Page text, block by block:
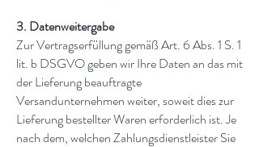
3. Datenweitergabe
Zur Vertragserfüllung gemäß Art. 6 Abs. 1 S. 1
lit. b DSGVO geben wir Ihre Daten an das mit
der Lieferung beauftragte
Versandunternehmen weiter, soweit dies zur
Lieferung bestellter Waren erforderlich ist. Je
nach dem, welchen Zahlungsdienstleister Sie